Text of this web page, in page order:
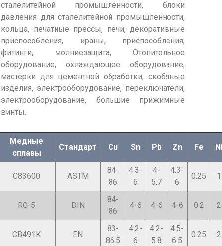
сталелитейной промышленности, блоки
давления для сталелитейной промышленности,
кольца, печатные прессы, печи, декоративные
приспособления, краны, приспособления,
фитинги, молниезащита, Отопительное
оборудование, охлаждающее оборудование,
мастерки для цементной обработки, скобяные
изделия, электрооборудование, переключатели,
электрооборудование, большие прижимные
винты.
Медные
сплавы
Стандарт Cu Sn Pb Zn Fe Ni
C83600 ASTM
84-
86
4.3-
6
4-
5.7
4.3-
6
0.25 1
RG-5 DIN
84-
86
4-6 4-6 4-6 0.2 2
CB491K EN
83-
86.5
4.2-
6
4.2-
5.8
4.5-
6.5
0.25 2